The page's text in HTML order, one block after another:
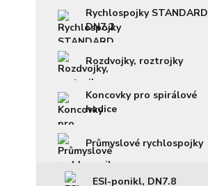
Rychlospojky STANDARD
DN7.2
Rozdvojky, roztrojky
Koncovky pro spirálové
hadice
Průmyslové rychlospojky
ESI-ponikl, DN7.8